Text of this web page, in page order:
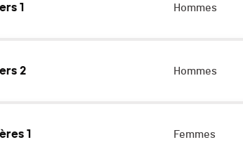
1 Hommes
2 Hommes
1 Femmes